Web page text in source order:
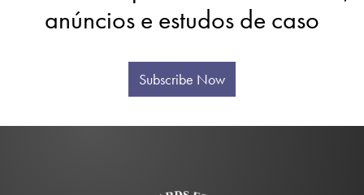
anúncios e estudos de caso
Subscribe Now